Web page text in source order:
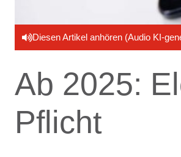
Diesen Artikel anhören (Audio KI-
Ab 2025:
Pflicht